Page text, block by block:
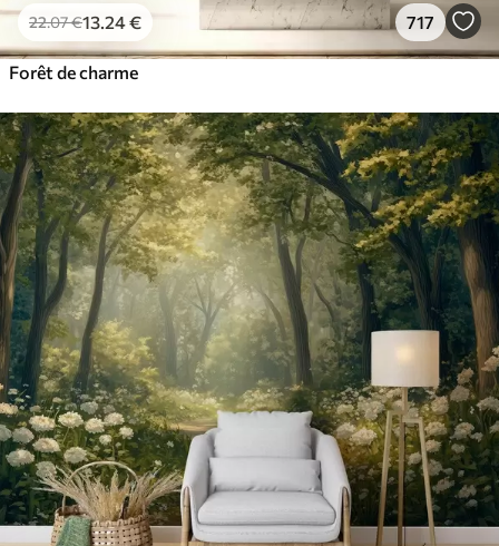
22.07€13 .24€ 717
Forêt de charme